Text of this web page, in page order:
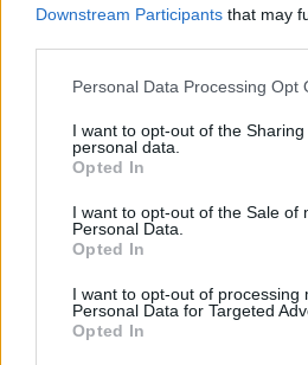
Downstream Participants that may
Personal Data Processing Opt
I want to opt-out of the
personal data.
Opted In
I want to opt-out of the Sale of
Personal Data.
Opted In
I want to opt-out of processing
Personal Data for Targeted
Opted In